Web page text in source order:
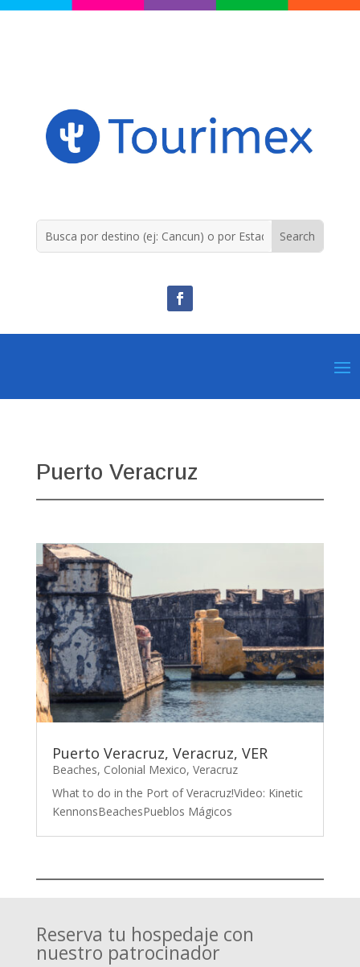
Puerto Veracruz
Puerto Veracruz, Veracruz, VER
Beaches, Colonial Mexico, Veracruz
What to do in the Port of Veracruz!Video: Kinetic
KennonsBeachesPueblos Mágicos
Reserva tu hospedaje con
nuestro patrocinador